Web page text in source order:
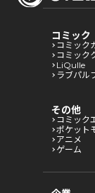
コミック
コミック
コミック
LiQulle
ラブパル
その他
コミック
ポケット
アニメ
ゲーム